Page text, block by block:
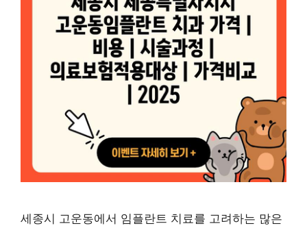
세종시 고운동에서 임플란트 치료를 고려하는 많은